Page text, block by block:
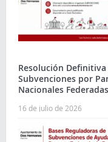
Resolución
Subvenciones por
Nacionales
16 de julio de 2026